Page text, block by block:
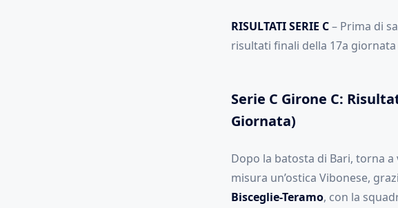
RISULTATI SERIE C– Prima di
risultati finali della 17a giornata
Serie C Girone C:
Giornata)
Dopo la batosta di Bari, torna a
misura un’ostica Vibonese,
Bisceglie-Teramo, con la